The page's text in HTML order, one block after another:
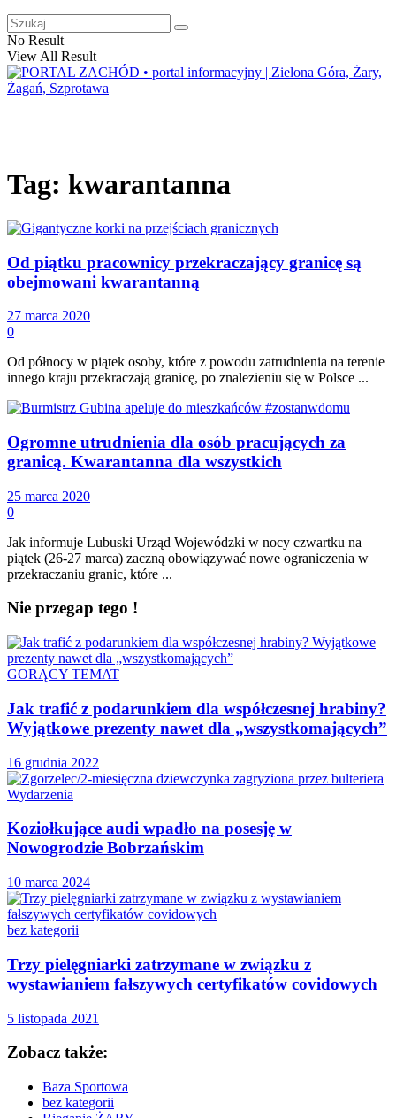
No Result
View All Result
Tag: kwarantanna
Od piątku pracownicy przekraczający granicę są
obejmowani kwarantanną
27 marca 2020
0
Od północy w piątek osoby, które z powodu zatrudnienia na terenie
innego kraju przekraczają granicę, po znalezieniu się w Polsce ...
Ogromne utrudnienia dla osób pracujących za
granicą. Kwarantanna dla wszystkich
25 marca 2020
0
Jak informuje Lubuski Urząd Wojewódzki w nocy czwartku na
piątek (26-27 marca) zaczną obowiązywać nowe ograniczenia w
przekraczaniu granic, które ...
Nie przegap tego !
GORĄCY TEMAT
Jak trafić z podarunkiem dla współczesnej hrabiny?
Wyjątkowe prezenty nawet dla „wszystkomających”
16 grudnia 2022
Wydarzenia
Koziołkujące audi wpadło na posesję w
Nowogrodzie Bobrzańskim
10 marca 2024
bez kategorii
Trzy pielęgniarki zatrzymane w związku z
wystawianiem fałszywych certyfikatów covidowych
5 listopada 2021
Zobacz także:
Baza Sportowa
bez kategorii